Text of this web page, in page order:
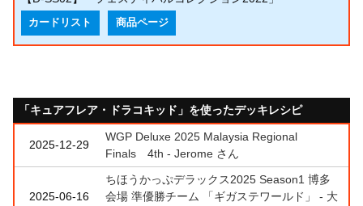
カードリスト 商品ページ
「キュアフレア・ドラコキッド」を使ったデッキレシピ
2025-12-29
WGP Deluxe 2025 Malaysia Regional
Finals 4th - Jerome さん
2025-06-16
ちほうかっぷデラックス2025 Season1 博多
会場 準優勝チーム 「ギガステワールド」 - 大